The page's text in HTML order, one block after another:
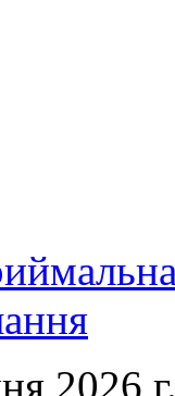
2026